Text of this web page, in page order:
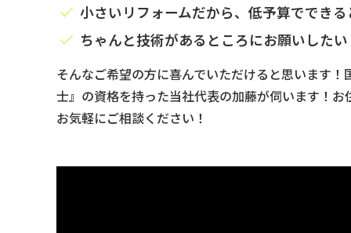
小さいリフォームだから、低予算ででき
ちゃんと技術があるところにお願いした
そんなご希望の方に喜んでいただけると思います
士』の資格を持った当社代表の加藤が伺います！
お気軽にご相談ください！